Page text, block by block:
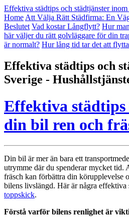
Skip
to
content
Effektiva städtips och städtjänster
Home Att Välja Rätt Städfirma: En
Beslutet Vad kostar Långflytt? Hur
här väljer du rätt golvläggare för din
är normalt? Hur lång tid tar det att
Effektiva städtips och
Sverige -
Effektiva
din bil ren och
Din bil är mer än bara ett
utrymme där du spenderar mycket tid.
fräsch kan förbättra din körupplevelse
bilens livslängd. Här är några effektiva
toppskick.
Förstå varför bilens renlighet är